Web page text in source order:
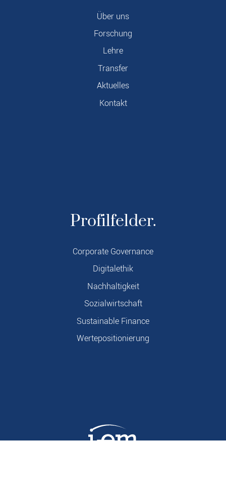
Über uns
Forschung
Lehre
Transfer
Aktuelles
Kontakt
Profilfelder.
Corporate Governance
Digitalethik
Nachhaltigkeit
Sozialwirtschaft
Sustainable Finance
Wertepositionierung